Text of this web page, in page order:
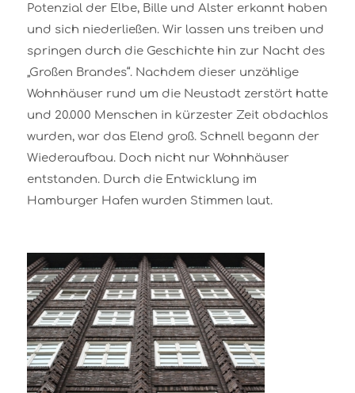
Potenzial der Elbe, Bille und Alster erkannt haben
und sich niederließen. Wir lassen uns treiben und
springen durch die Geschichte hin zur Nacht des
„Großen Brandes“. Nachdem dieser unzählige
Wohnhäuser rund um die Neustadt zerstört hatte
und 20.000 Menschen in kürzester Zeit obdachlos
wurden, war das Elend groß. Schnell begann der
Wiederaufbau. Doch nicht nur Wohnhäuser
entstanden. Durch die Entwicklung im
Hamburger Hafen wurden Stimmen laut.